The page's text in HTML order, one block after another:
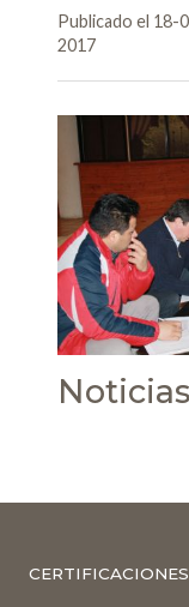
Publicado el 18-
2017
CERTIFICACIONES